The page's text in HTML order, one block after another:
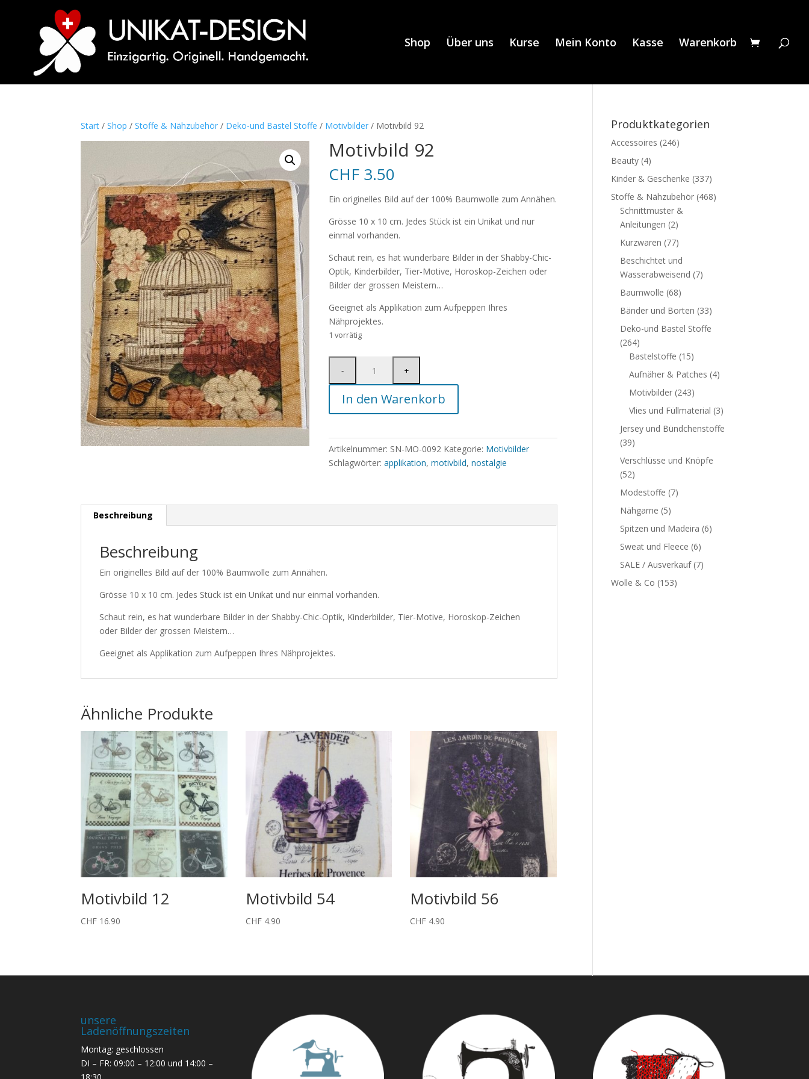
Shop Über uns Kurse Mein Konto Kasse Warenkorb
Start /Shop /Stoffe & Nähzubehör / Deko-und Bastel Stoffe / Motivbilder / Motivbild 92
Motivbild 92
CHF 3.50
Ein originelles Bild auf der 100% Baumwolle zum Annähen.
Grösse 10 x 10 cm. Jedes Stück ist ein Unikat und nur
einmal vorhanden.
Schaut rein, es hat wunderbare Bilder in der Shabby-Chic-
Optik, Kinderbilder, Tier-Motive, Horoskop-Zeichen oder
Bilder der grossen Meistern…
Geeignet als Applikation zum Aufpeppen Ihres
Nähprojektes.
1 vorrätig
In den Warenkorb
Artikelnummer: SN-MO-0092 Kategorie: Motivbilder
Schlagwörter:applikation,motivbild,nostalgie
Beschreibung
Beschreibung
Ein originelles Bild auf der 100% Baumwolle zum Annähen.
Grösse 10 x 10 cm. Jedes Stück ist ein Unikat und nur einmal vorhanden.
Schaut rein, es hat wunderbare Bilder in der Shabby-Chic-Optik, Kinderbilder, Tier-Motive, Horoskop-Zeichen
oder Bilder der grossen Meistern…
Geeignet als Applikation zum Aufpeppen Ihres Nähprojektes.
Ähnliche Produkte
Motivbild 12
CHF 16.90
Motivbild 54
CHF4.90
Motivbild 56
CHF 4.90
Produktkategorien
Accessoires (246)
Beauty (4)
Kinder & Geschenke (337)
Stoffe & Nähzubehör (468)
Schnittmuster &
Anleitungen (2)
Kurzwaren (77)
Beschichtet und
Wasserabweisend (7)
Baumwolle (68)
Bänder und Borten (33)
Deko-und Bastel Stoffe
(264)
Bastelstoffe (15)
Aufnäher & Patches (4)
Motivbilder (243)
Vlies und Füllmaterial (3)
Jersey und Bündchenstoffe
(39)
Verschlüsse und Knöpfe
(52)
Modestoffe (7)
Nähgarne (5)
Spitzen und Madeira (6)
Sweat und Fleece (6)
SALE / Ausverkauf (7)
Wolle & Co (153)
unsere
Ladenöffnungszeiten
Montag: geschlossen
DI – FR: 09:00 – 12:00 und 14:00 –